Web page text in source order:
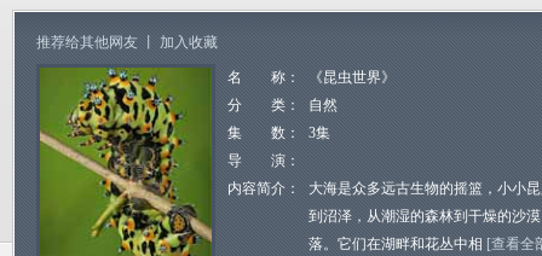
推荐给其他网友 加入收藏
名 称：
《昆虫世界》
分 类：
自然
集 数：
3集
导 演：
内容简介：
大海是众多远古生物的摇篮，小小
到沼泽，从潮湿的森林到干燥的沙
落。它们在湖畔和花丛中相 [查看全